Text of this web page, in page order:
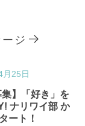
ジ
月25日
集】「好き」を
ナリワイ部 か
ート！